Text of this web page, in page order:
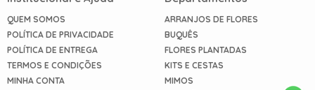
QUEM SOMOS
POLÍTICA DE PRIVACIDADE
POLÍTICA DE ENTREGA
TERMOS E CONDIÇÕES
MINHA CONTA
ARRANJOS DE FLORES
BUQUÊS
FLORES PLANTADAS
KITS E CESTAS
MIMOS